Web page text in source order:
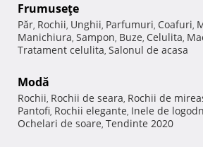
Frumuseţe
Păr, Rochii, Unghii, Parfumuri, Coafuri,
Manichiura, Sampon, Buze, Celulita,
Tratament celulita, Salonul de acasa
Modă
Rochii, Rochii de seara, Rochii de
Pantofi, Rochii elegante, Inele de
Ochelari de soare, Tendinte 2020